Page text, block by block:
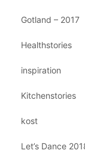
Gotland – 2017
Healthstories
inspiration
Kitchenstories
kost
Let’s Dance